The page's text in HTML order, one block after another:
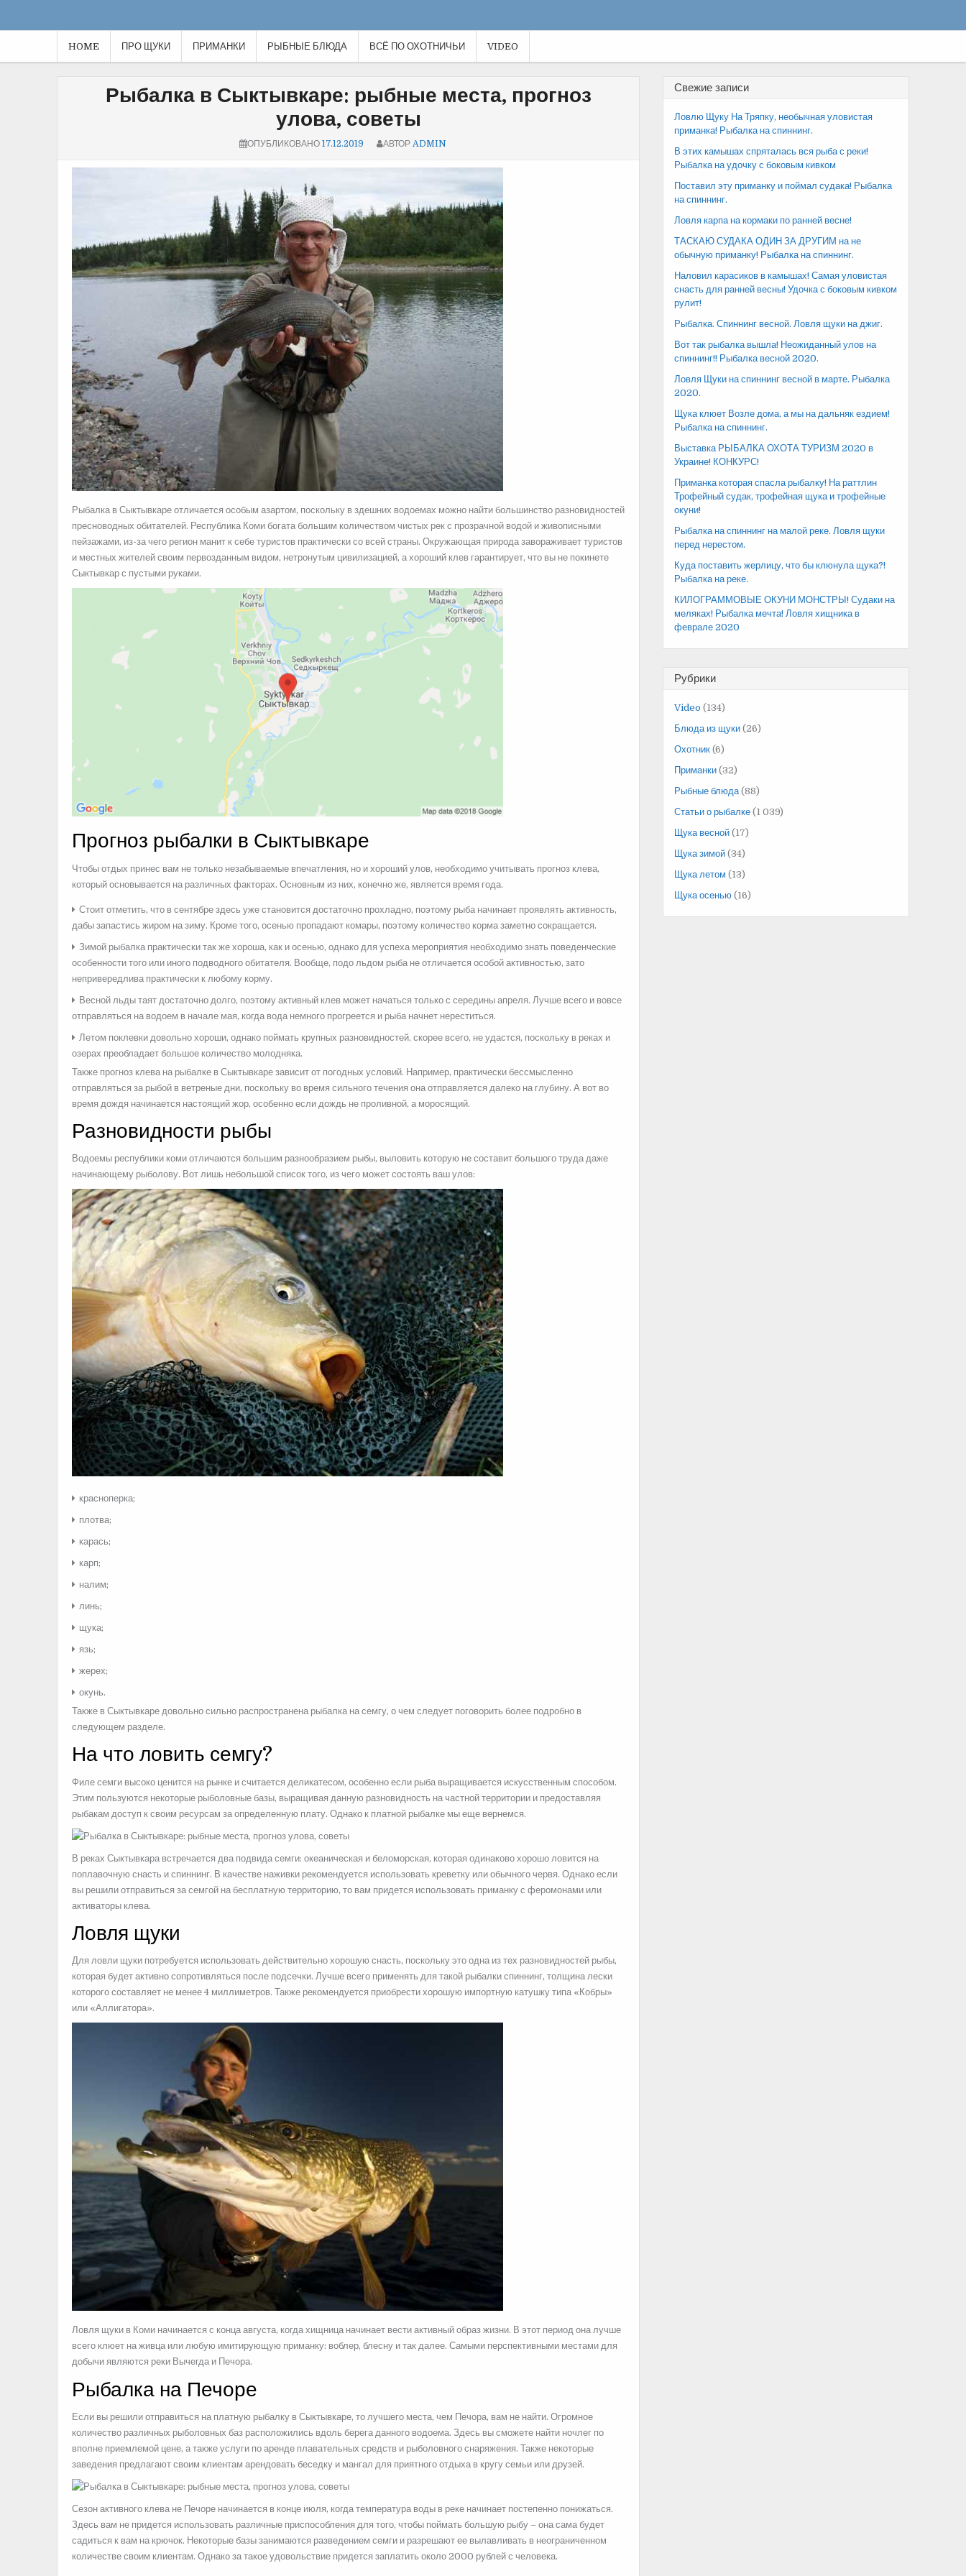
HOME ПРО ЩУКИ ПРИМАНКИ РЫБНЫЕ БЛЮДА ВСЁ ПО ОХОТНИЧЬИ VIDEO
Рыбалка в Сыктывкаре: рыбные места, прогноз
улова, советы
ОПУБЛИКОВАНО 17.12.2019 АВТОР ADMIN
Рыбалка в Сыктывкаре отличается особым азартом, поскольку в здешних водоемах можно найти большинство разновидностей
пресноводных обитателей. Республика Коми богата большим количеством чистых рек с прозрачной водой и живописными
пейзажами, из-за чего регион манит к себе туристов практически со всей страны. Окружающая природа завораживает туристов
и местных жителей своим первозданным видом, нетронутым цивилизацией, а хороший клев гарантирует, что вы не покинете
Сыктывкар с пустыми руками.
Прогноз рыбалки в Сыктывкаре
Чтобы отдых принес вам не только незабываемые впечатления, но и хороший улов, необходимо учитывать прогноз клева,
который основывается на различных факторах. Основным из них, конечно же, является время года.
Стоит отметить, что в сентябре здесь уже становится достаточно прохладно, поэтому рыба начинает проявлять активность,
дабы запастись жиром на зиму. Кроме того, осенью пропадают комары, поэтому количество корма заметно сокращается.
Зимой рыбалка практически так же хороша, как и осенью, однако для успеха мероприятия необходимо знать поведенческие
особенности того или иного подводного обитателя. Вообще, подо льдом рыба не отличается особой активностью, зато
непривередлива практически к любому корму.
Весной льды таят достаточно долго, поэтому активный клев может начаться только с середины апреля. Лучше всего и вовсе
отправляться на водоем в начале мая, когда вода немного прогреется и рыба начнет нереститься.
Летом поклевки довольно хороши, однако поймать крупных разновидностей, скорее всего, не удастся, поскольку в реках и
озерах преобладает большое количество молодняка.
Также прогноз клева на рыбалке в Сыктывкаре зависит от погодных условий. Например, практически бессмысленно
отправляться за рыбой в ветреные дни, поскольку во время сильного течения она отправляется далеко на глубину. А вот во
время дождя начинается настоящий жор, особенно если дождь не проливной, а моросящий.
Разновидности рыбы
Водоемы республики коми отличаются большим разнообразием рыбы, выловить которую не составит большого труда даже
начинающему рыболову. Вот лишь небольшой список того, из чего может состоять ваш улов:
красноперка;
плотва;
карась;
карп;
налим;
линь;
щука;
язь;
жерех;
окунь.
Также в Сыктывкаре довольно сильно распространена рыбалка на семгу, о чем следует поговорить более подробно в
следующем разделе.
На что ловить семгу?
Филе семги высоко ценится на рынке и считается деликатесом, особенно если рыба выращивается искусственным способом.
Этим пользуются некоторые рыболовные базы, выращивая данную разновидность на частной территории и предоставляя
рыбакам доступ к своим ресурсам за определенную плату. Однако к платной рыбалке мы еще вернемся.
В реках Сыктывкара встречается два подвида семги: океаническая и беломорская, которая одинаково хорошо ловится на
поплавочную снасть и спиннинг. В качестве наживки рекомендуется использовать креветку или обычного червя. Однако если
вы решили отправиться за семгой на бесплатную территорию, то вам придется использовать приманку с феромонами или
активаторы клева.
Ловля щуки
Для ловли щуки потребуется использовать действительно хорошую снасть, поскольку это одна из тех разновидностей рыбы,
которая будет активно сопротивляться после подсечки. Лучше всего применять для такой рыбалки спиннинг, толщина лески
которого составляет не менее 4 миллиметров. Также рекомендуется приобрести хорошую импортную катушку типа «Кобры»
или «Аллигатора».
Ловля щуки в Коми начинается с конца августа, когда хищница начинает вести активный образ жизни. В этот период она лучше
всего клюет на живца или любую имитирующую приманку: воблер, блесну и так далее. Самыми перспективными местами для
добычи являются реки Вычегда и Печора.
Рыбалка на Печоре
Если вы решили отправиться на платную рыбалку в Сыктывкаре, то лучшего места, чем Печора, вам не найти. Огромное
количество различных рыболовных баз расположились вдоль берега данного водоема. Здесь вы сможете найти ночлег по
вполне приемлемой цене, а также услуги по аренде плавательных средств и рыболовного снаряжения. Также некоторые
заведения предлагают своим клиентам арендовать беседку и мангал для приятного отдыха в кругу семьи или друзей.
Сезон активного клева не Печоре начинается в конце июля, когда температура воды в реке начинает постепенно понижаться.
Здесь вам не придется использовать различные приспособления для того, чтобы поймать большую рыбу – она сама будет
садиться к вам на крючок. Некоторые базы занимаются разведением семги и разрешают ее вылавливать в неограниченном
количестве своим клиентам. Однако за такое удовольствие придется заплатить около 2000 рублей с человека.
Свежие записи
Ловлю Щуку На Тряпку, необычная уловистая
приманка! Рыбалка на спиннинг.
В этих камышах спряталась вся рыба с реки!
Рыбалка на удочку с боковым кивком
Поставил эту приманку и поймал судака! Рыбалка
на спиннинг.
Ловля карпа на кормаки по ранней весне!
ТАСКАЮ СУДАКА ОДИН ЗА ДРУГИМ на не
обычную приманку! Рыбалка на спиннинг.
Наловил карасиков в камышах! Самая уловистая
снасть для ранней весны! Удочка с боковым кивком
рулит!
Рыбалка. Спиннинг весной. Ловля щуки на джиг.
Вот так рыбалка вышла! Неожиданный улов на
спиннинг!! Рыбалка весной 2020.
Ловля Щуки на спиннинг весной в марте. Рыбалка
2020.
Щука клюет Возле дома, а мы на дальняк ездием!
Рыбалка на спиннинг.
Выставка РЫБАЛКА ОХОТА ТУРИЗМ 2020 в
Украине! КОНКУРС!
Приманка которая спасла рыбалку! На раттлин
Трофейный судак, трофейная щука и трофейные
окуни!
Рыбалка на спиннинг на малой реке. Ловля щуки
перед нерестом.
Куда поставить жерлицу, что бы клюнула щука?!
Рыбалка на реке.
КИЛОГРАММОВЫЕ ОКУНИ МОНСТРЫ! Судаки на
меляках! Рыбалка мечта! Ловля хищника в
феврале 2020
Рубрики
Video (134)
Блюда из щуки (26)
Охотник (6)
Приманки (32)
Рыбные блюда(88)
Статьи о рыбалке (1 039)
Щука весной (17)
Щука зимой (34)
Щука летом (13)
Щука осенью (16)